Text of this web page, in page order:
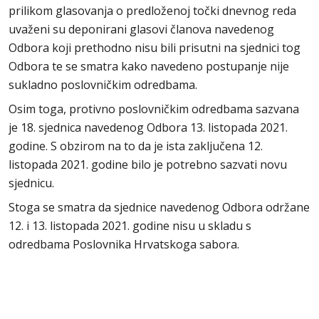
prilikom glasovanja o predloženoj točki dnevnog reda
uvaženi su deponirani glasovi članova navedenog
Odbora koji prethodno nisu bili prisutni na sjednici tog
Odbora te se smatra kako navedeno postupanje nije
sukladno poslovničkim odredbama.
Osim toga, protivno poslovničkim odredbama sazvana
je 18. sjednica navedenog Odbora 13. listopada 2021.
godine. S obzirom na to da je ista zaključena 12.
listopada 2021. godine bilo je potrebno sazvati novu
sjednicu.
Stoga se smatra da sjednice navedenog Odbora održane
12. i 13. listopada 2021. godine nisu u skladu s
odredbama Poslovnika Hrvatskoga sabora.